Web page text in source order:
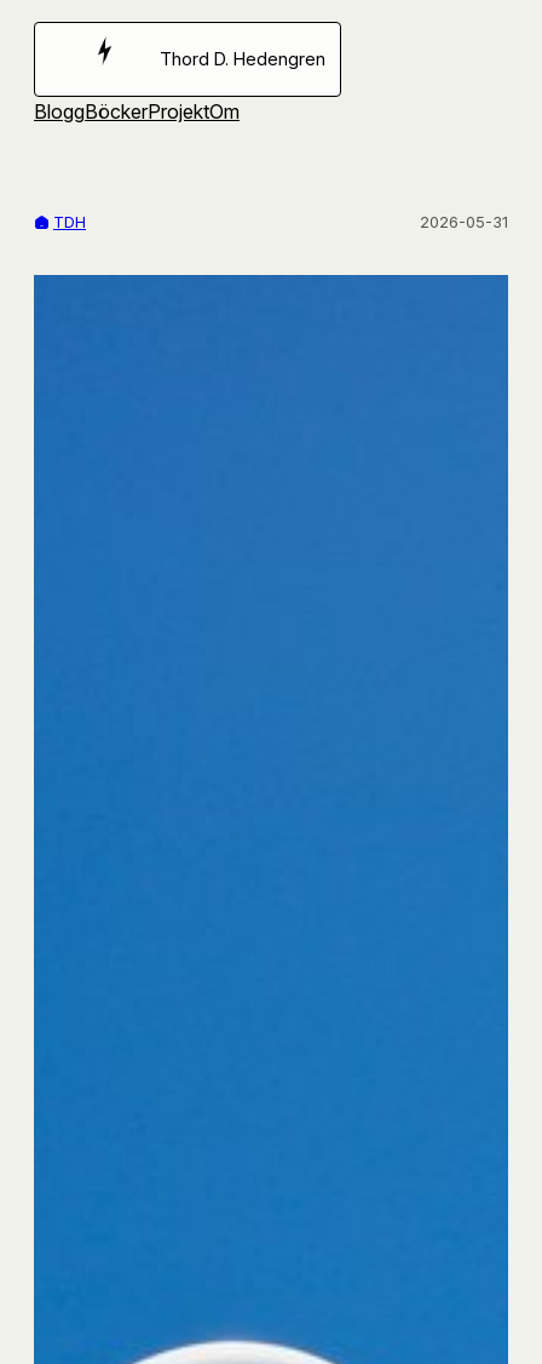
Hoppa
Thord D. Hedengren
BloggBöckerProjektOm
TDH 2026-05-31